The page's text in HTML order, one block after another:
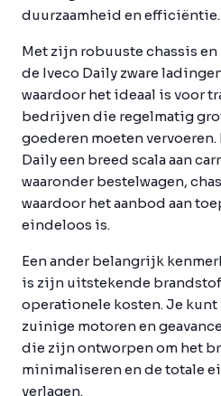
duurzaamheid en efficiëntie.
Met zijn robuuste chassis
de Iveco Daily zware
waardoor het ideaal is voor
bedrijven die regelmatig
goederen moeten
Daily een breed scala aan
waaronder bestelwagen,
waardoor het aanbod aan
eindeloos is.
Een ander belangrijk
is zijn uitstekende
operationele kosten. Je
zuinige motoren en
die zijn ontworpen om het
minimaliseren en de totale
verlagen.